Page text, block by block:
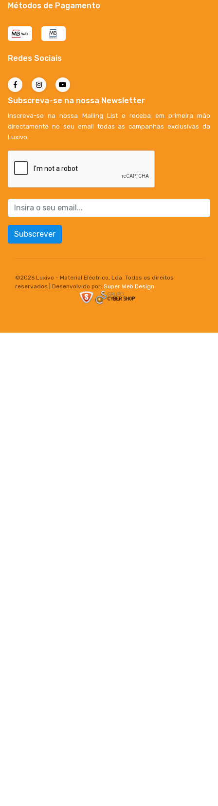
Métodos de Pagamento
Redes Sociais
Subscreva-se na nossa Newsletter
Inscreva-se na nossa Mailing List e receba em primeira mão
directamente no seu email todas as campanhas exclusivas da
Luxivo.
Subscrever
©2026 Luxivo - Material Eléctrico, Lda. Todos os direitos
reservados | Desenvolvido por: Super Web Design